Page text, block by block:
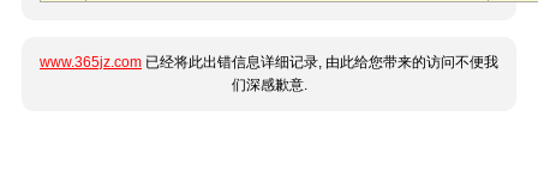
www.365jz.com 已经将此出错信息详细记录, 由此给您带来的访问不便我
们深感歉意.